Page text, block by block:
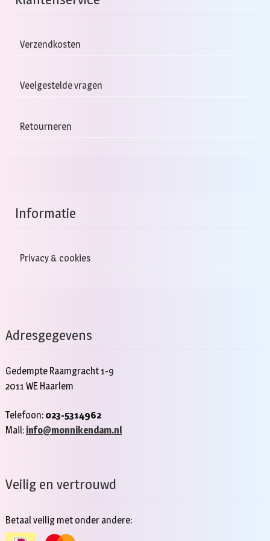
Verzendkosten
Veelgestelde vragen
Retourneren
Informatie
Privacy & cookies
Adresgegevens
Gedempte Raamgracht 1-9
2011 WE Haarlem
Telefoon: 023-5314962
Mail: info@monnikendam.nl
Veilig en vertrouwd
Betaal veilig met onder andere: